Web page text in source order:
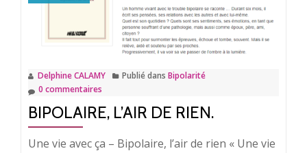
suicidants
LILLE.
Delphine CALAMY Publié dans Bipolarité
0 commentaires
BIPOLAIRE, L’AIR DE RIEN.
Une vie avec ça – Bipolaire, l’air de rien « Une vie